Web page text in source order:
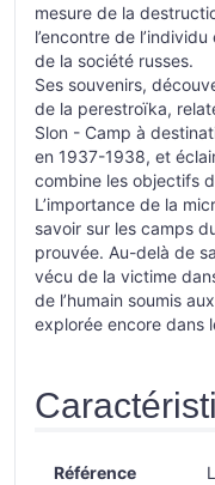
mesure de la
l’encontre de
de la société russes.
Ses souvenirs,
de la perestroïka,
Slon - Camp à
en 1937-1938, et
combine les objectifs
L’importance de la
savoir sur les camps
prouvée. Au-delà de
vécu de la victime
de l’humain soumis
explorée encore dans
Référence